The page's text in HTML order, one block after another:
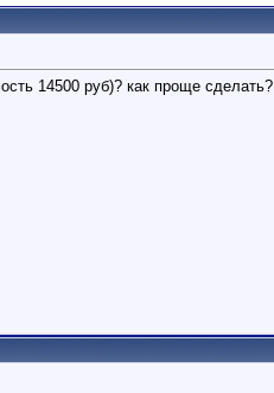
14500 руб)? как проще сделать?